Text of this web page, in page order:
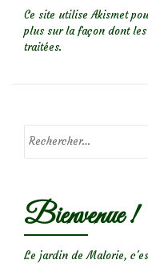
Ce site utilise Akismet
plus sur la façon dont
traitées.
Bienvenue !
Le jardin de Malorie,